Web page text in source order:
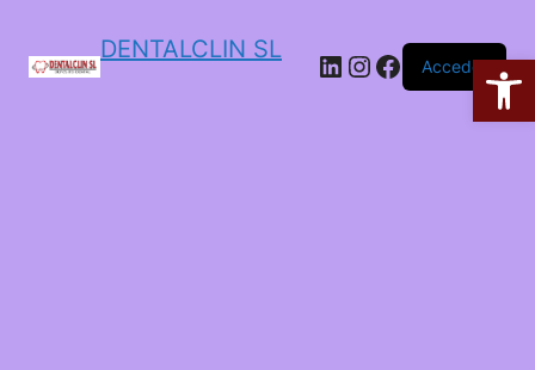
DENTALCLIN SL
Acceder